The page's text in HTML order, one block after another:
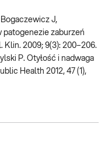
J,
patogenezie zaburzeń
2009; 9(3): 200–206.
P. Otyłość i nadwaga
Health 2012, 47 (1),